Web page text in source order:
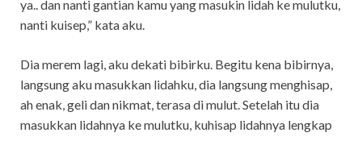
ya.. dan nanti gantian kamu yang masukin lidah ke mulutku,
nanti kuisep,” kata aku.
Dia merem lagi, aku dekati bibirku. Begitu kena bibirnya,
langsung aku masukkan lidahku, dia langsung menghisap,
ah enak, geli dan nikmat, terasa di mulut. Setelah itu dia
masukkan lidahnya ke mulutku, kuhisap lidahnya lengkap